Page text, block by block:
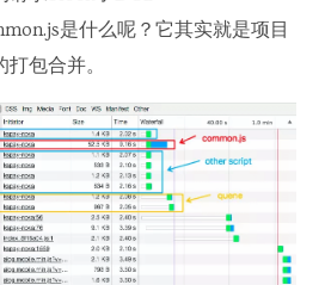
是什么呢？它其实就是项目
包合并。